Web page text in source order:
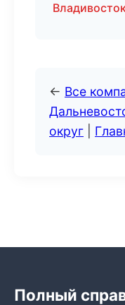
← Все
округ
Полный